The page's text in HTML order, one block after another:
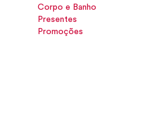
Corpo e Banho
Presentes
Promoções